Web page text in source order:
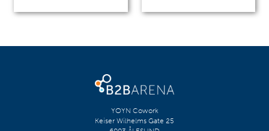
YOYN Cowork
Keiser Wilhelms Gate 25